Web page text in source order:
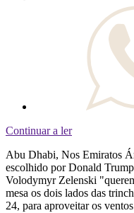
Continuar a ler
Abu Dhabi, Nos Emiratos
escolhido por Donald
Volodymyr Zelenski
mesa os dois lados das
24, para aproveitar os